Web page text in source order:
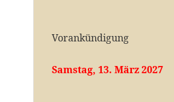
Vorankündigung
Samstag, 13. März 2027